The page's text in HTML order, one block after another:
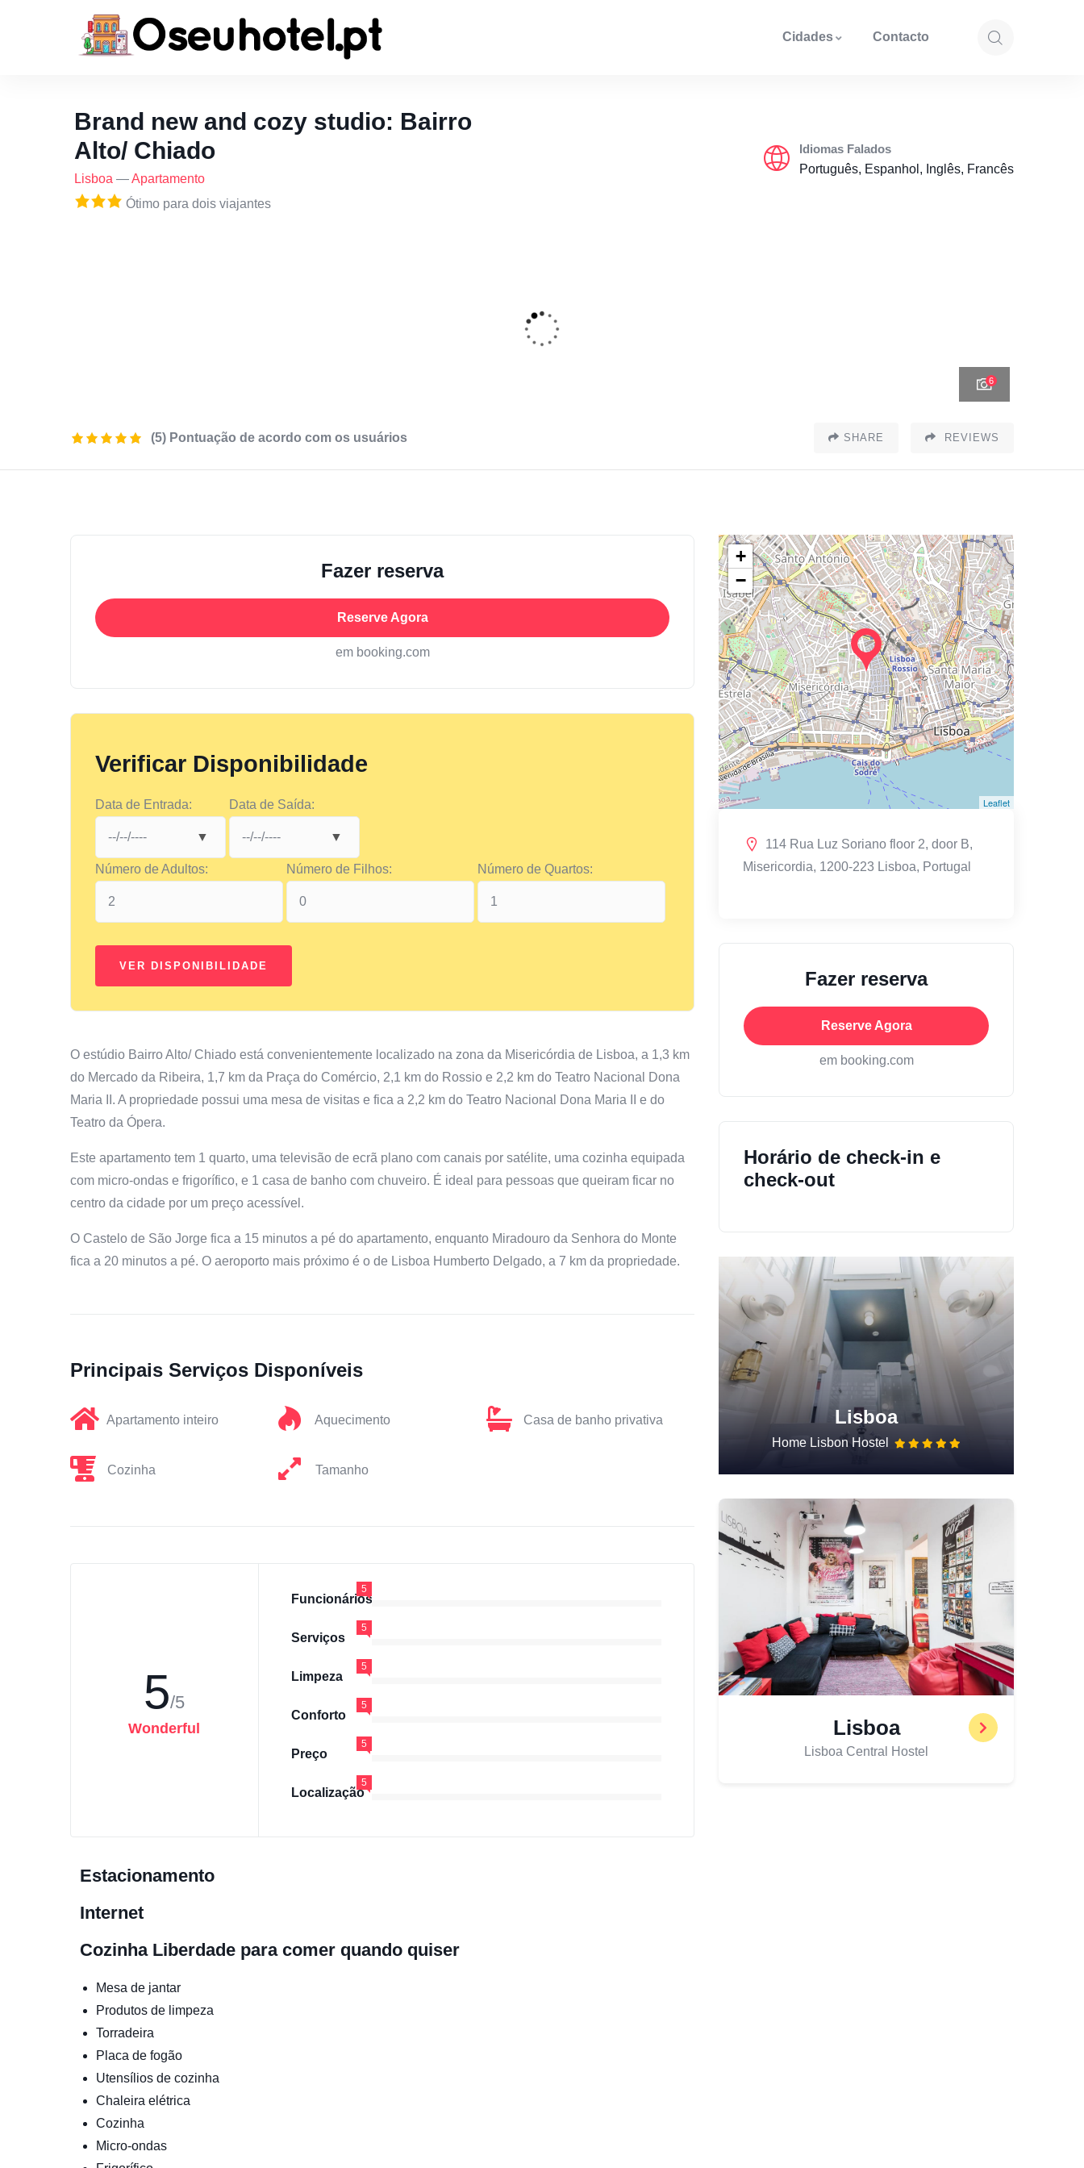
Cidades Contacto
Brand new and cozy studio: Bairro
Alto/ Chiado
Lisboa —Apartamento
Ótimo para dois viajantes
Idiomas Falados
Português, Espanhol, Inglês, Francês
6
(5) Pontuação de acordo com os usuários SHARE REVIEWS
Fazer reserva
Reserve Agora
em booking.com
Verificar Disponibilidade
Data de Entrada: Data de Saída:
Número de Adultos: Número de Filhos: Número de Quartos:
O estúdio Bairro Alto/ Chiado está convenientemente localizado na zona da Misericórdia de Lisboa, a 1,3 km
do Mercado da Ribeira, 1,7 km da Praça do Comércio, 2,1 km do Rossio e 2,2 km do Teatro Nacional Dona
Maria II. A propriedade possui uma mesa de visitas e fica a 2,2 km do Teatro Nacional Dona Maria II e do
Teatro da Ópera.
Este apartamento tem 1 quarto, uma televisão de ecrã plano com canais por satélite, uma cozinha equipada
com micro-ondas e frigorífico, e 1 casa de banho com chuveiro. É ideal para pessoas que queiram ficar no
centro da cidade por um preço acessível.
O Castelo de São Jorge fica a 15 minutos a pé do apartamento, enquanto Miradouro da Senhora do Monte
fica a 20 minutos a pé. O aeroporto mais próximo é o de Lisboa Humberto Delgado, a 7 km da propriedade.
Principais Serviços Disponíveis
Apartamento inteiro Aquecimento Casa de banho privativa
Cozinha Tamanho
5/5
Wonderful
Funcionários
5
Serviços
5
Limpeza
5
Conforto
5
Preço
5
Localização
5
Estacionamento
Internet
Cozinha Liberdade para comer quando quiser
Mesa de jantar
Produtos de limpeza
Torradeira
Placa de fogão
Utensílios de cozinha
Chaleira elétrica
Cozinha
Micro-ondas
+
−
Leaflet
114 Rua Luz Soriano floor 2, door B,
Misericordia, 1200-223 Lisboa, Portugal
Fazer reserva
Reserve Agora
em booking.com
Horário de check-in e
check-out
Lisboa
Home Lisbon Hostel
Lisboa
Lisboa Central Hostel